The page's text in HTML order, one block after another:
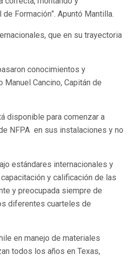
Formación”. Apuntó Mantilla.
que en su trayectoria
conocimientos y
Cancino, Capitán de
disponible para comenzar a
NFPA en sus instalaciones y no
estándares internacionales y
y calificación de las
y preocupada siempre de
diferentes cuarteles de
en manejo de materiales
todos los años en Texas,